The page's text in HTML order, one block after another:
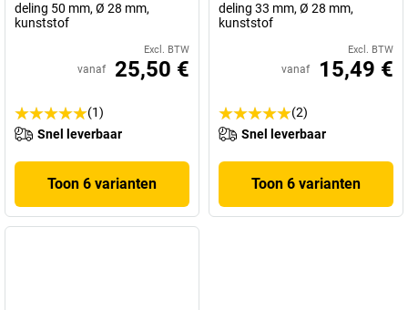
deling 50 mm, Ø 28 mm,
kunststof
Excl. BTW
vanaf 25,50 €
(1)
Snel leverbaar
Toon 6 varianten
deling 33 mm, Ø 28 mm,
kunststof
Excl. BTW
vanaf 15,49 €
(2)
Snel leverbaar
Toon 6 varianten